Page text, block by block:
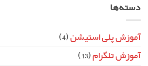
دسته‌ها
آموزش پلی استیشن(4)
آموزش تلگرام(13)